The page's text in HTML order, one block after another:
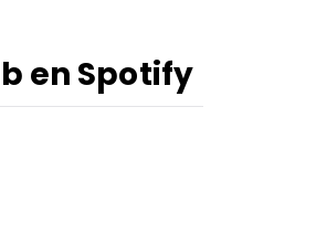
en Spotify